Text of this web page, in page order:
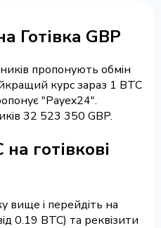
Готівка GBP
пропонують обмін
курс зараз 1 BTC
"Payex24".
32 523 350 GBP.
готівкові
вище і перейдіть на
0.19 BTC) та реквізити